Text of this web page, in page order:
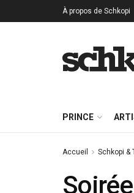
À propos de Schkopi
PRINCE
Accueil Schkopi &